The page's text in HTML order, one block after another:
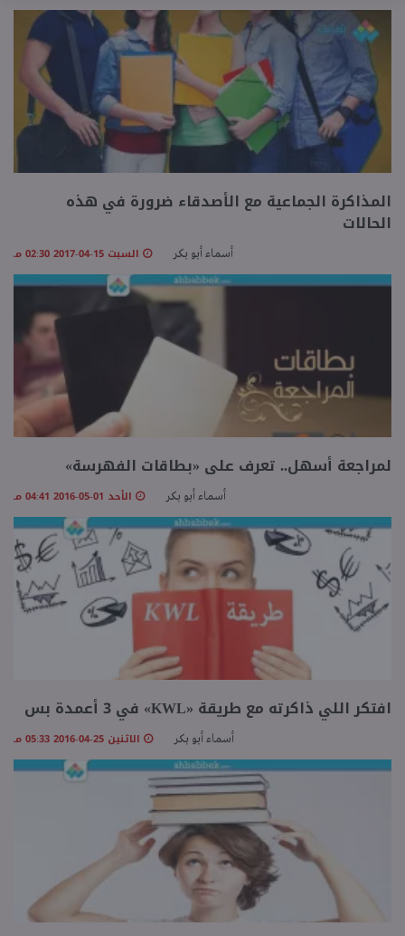
المذاكرة الجماعية مع الأصدقاء ضرورة في هذه
الحالات
أسماء أبو بكر السبت 15-04-2017 02:30 مـ
لمراجعة أسهل.. تعرف على «بطاقات الفهرسة»
أسماء أبو بكر الأحد 01-05-2016 04:41 مـ
افتكر اللي ذاكرته مع طريقة «KWL» في 3 أعمدة بس
أسماء أبو بكر الاثنين 25-04-2016 05:33 مـ